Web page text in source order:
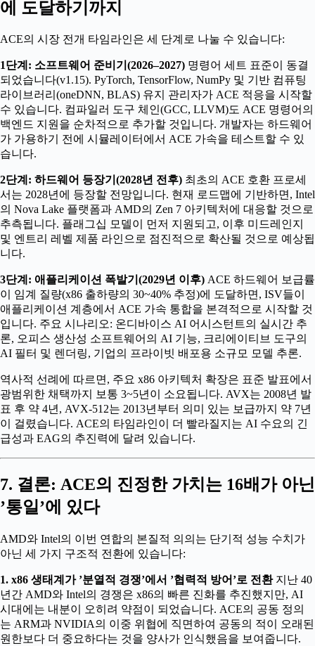
에 도달하기까지
ACE의 시장 전개 타임라인은 세 단계로 나눌 수 있습니다:
1단계: 소프트웨어 준비기(2026–2027) 명령어 세트 표준이 동결
되었습니다(v1.15). PyTorch, TensorFlow, NumPy 및 기반 컴퓨팅
라이브러리(oneDNN, BLAS) 유지 관리자가 ACE 적응을 시작할
수 있습니다. 컴파일러 도구 체인(GCC, LLVM)도 ACE 명령어의
백엔드 지원을 순차적으로 추가할 것입니다. 개발자는 하드웨어
가 가용하기 전에 시뮬레이터에서 ACE 가속을 테스트할 수 있
습니다.
2단계: 하드웨어 등장기(2028년 전후) 최초의 ACE 호환 프로세
서는 2028년에 등장할 전망입니다. 현재 로드맵에 기반하면, Intel
의 Nova Lake 플랫폼과 AMD의 Zen 7 아키텍처에 대응할 것으로
추측됩니다. 플래그십 모델이 먼저 지원되고, 이후 미드레인지
및 엔트리 레벨 제품 라인으로 점진적으로 확산될 것으로 예상됩
니다.
3단계: 애플리케이션 폭발기(2029년 이후) ACE 하드웨어 보급률
이 임계 질량(x86 출하량의 30~40% 추정)에 도달하면, ISV들이
애플리케이션 계층에서 ACE 가속 통합을 본격적으로 시작할 것
입니다. 주요 시나리오: 온디바이스 AI 어시스턴트의 실시간 추
론, 오피스 생산성 소프트웨어의 AI 기능, 크리에이티브 도구의
AI 필터 및 렌더링, 기업의 프라이빗 배포용 소규모 모델 추론.
역사적 선례에 따르면, 주요 x86 아키텍처 확장은 표준 발표에서
광범위한 채택까지 보통 3~5년이 소요됩니다. AVX는 2008년 발
표 후 약 4년, AVX-512는 2013년부터 의미 있는 보급까지 약 7년
이 걸렸습니다. ACE의 타임라인이 더 빨라질지는 AI 수요의 긴
급성과 EAG의 추진력에 달려 있습니다.
7. 결론: ACE의 진정한 가치는 16배가 아닌
’통일’에 있다
AMD와 Intel의 이번 연합의 본질적 의의는 단기적 성능 수치가
아닌 세 가지 구조적 전환에 있습니다:
1. x86 생태계가 ’분열적 경쟁’에서 ’협력적 방어’로 전환지난 40
년간 AMD와 Intel의 경쟁은 x86의 빠른 진화를 추진했지만, AI
시대에는 내분이 오히려 약점이 되었습니다. ACE의 공동 정의
는 ARM과 NVIDIA의 이중 위협에 직면하여 공동의 적이 오래된
원한보다 더 중요하다는 것을 양사가 인식했음을 보여줍니다.